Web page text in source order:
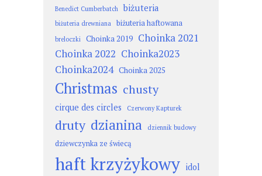
Benedict Cumberbatch biżuteria
biżuteria drewniana biżuteria haftowana
breloczki Choinka 2019 Choinka 2021
Choinka 2022 Choinka2023
Choinka2024 Choinka 2025
Christmas chusty
cirque des circles Czerwony Kapturek
druty dzianina dziennik budowy
dziewczynka ze świecą
haft krzyżykowy idol